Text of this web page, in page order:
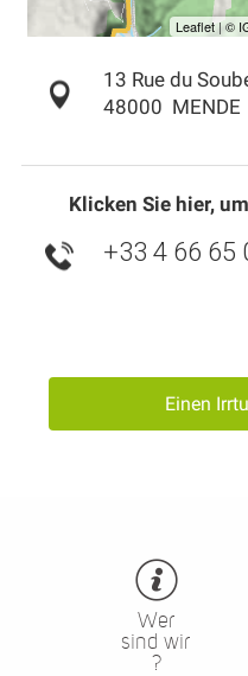
13 Rue du
48000 MENDE
Klicken Sie hier,
+33 4 66 65
Einen
Wer
sind wir
?